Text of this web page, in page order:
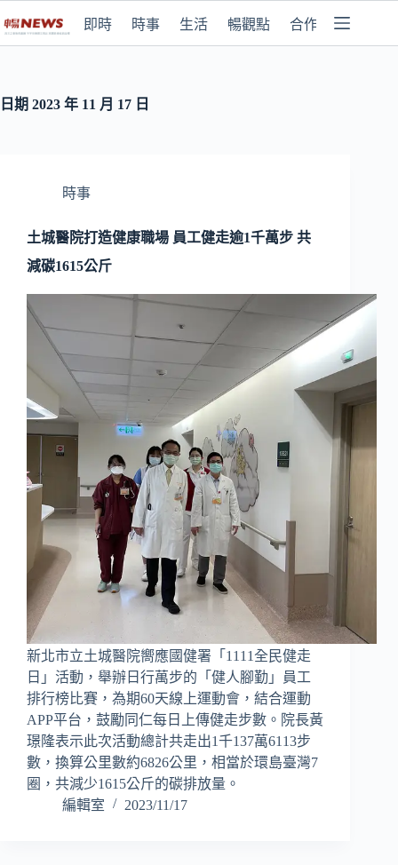
即時 時事 生活 暢觀點 合作媒體
日期 2023 年 11 月 17 日
時事
土城醫院打造健康職場 員工健走逾1千萬步 共
減碳1615公斤
新北市立土城醫院嚮應國健署「1111全民健走
日」活動，舉辦日行萬步的「健人腳勤」員工
排行榜比賽，為期60天線上運動會，結合運動
APP平台，鼓勵同仁每日上傳健走步數。院長黃
璟隆表示此次活動總計共走出1千137萬6113步
數，換算公里數約6826公里，相當於環島臺灣7
圈，共減少1615公斤的碳排放量。
編輯室
2023/11/17